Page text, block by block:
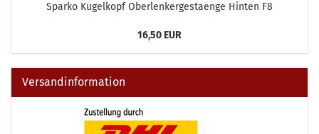
Sparko Kugelkopf Oberlenkergestaenge Hinten F8
16,50 EUR
Versandinformation